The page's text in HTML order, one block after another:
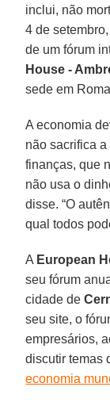
inclui, não
4 de
de um fórum
House -
sede em
A economia
não sacrifica a
finanças, que
não usa o
disse. “O
qual todos
A European
seu fórum
cidade de
seu site, o
empresários,
discutir temas
economia